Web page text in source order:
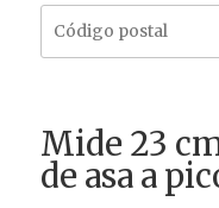
Mide 23
de asa a